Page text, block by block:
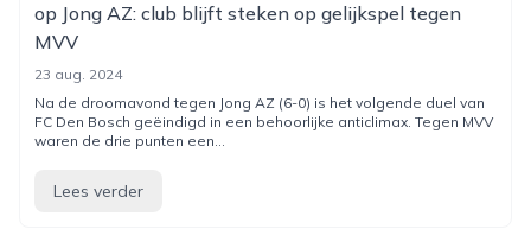
op Jong AZ: club blijft steken op gelijkspel tegen
MVV
23 aug. 2024
Na de droomavond tegen Jong AZ (6-0) is het volgende duel van
FC Den Bosch geëindigd in een behoorlijke anticlimax. Tegen MVV
waren de drie punten een...
Lees verder